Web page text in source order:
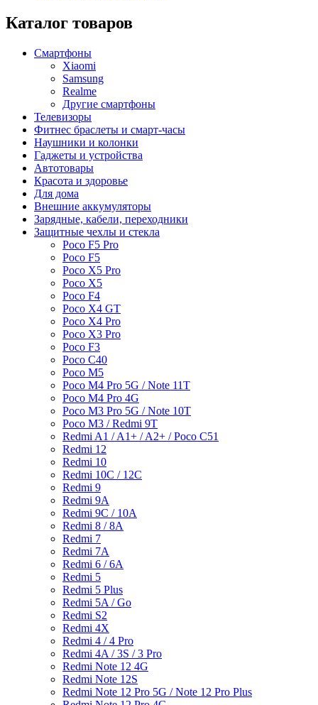
Каталог товаров
Смартфоны
Xiaomi
Samsung
Realme
Другие смартфоны
Телевизоры
Фитнес браслеты и смарт-часы
Наушники и колонки
Гаджеты и устройства
Автотовары
Красота и здоровье
Для дома
Внешние аккумуляторы
Зарядные, кабели, переходники
Защитные чехлы и стекла
Poco F5 Pro
Poco F5
Poco X5 Pro
Poco X5
Poco F4
Poco X4 GT
Poco X4 Pro
Poco X3 Pro
Poco F3
Poco C40
Poco M5
Poco M4 Pro 5G / Note 11T
Poco M4 Pro 4G
Poco M3 Pro 5G / Note 10T
Poco M3 / Redmi 9T
Redmi A1 / A1+ / A2+ / Poco C51
Redmi 12
Redmi 10
Redmi 10C / 12C
Redmi 9
Redmi 9A
Redmi 9C / 10A
Redmi 8 / 8A
Redmi 7
Redmi 7A
Redmi 6 / 6A
Redmi 5
Redmi 5 Plus
Redmi 5A / Go
Redmi S2
Redmi 4X
Redmi 4 / 4 Pro
Redmi 4A / 3S / 3 Pro
Redmi Note 12 4G
Redmi Note 12S
Redmi Note 12 Pro 5G / Note 12 Pro Plus